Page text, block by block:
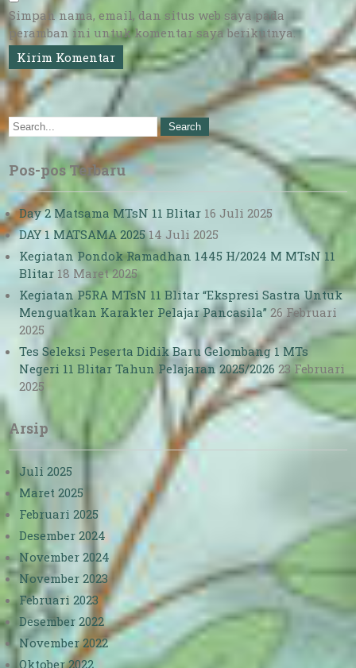
Simpan nama, email, dan situs web saya pada
peramban ini untuk komentar saya berikutnya.
Pos-pos Terbaru
Day 2 Matsama MTsN 11 Blitar 16 Juli 2025
DAY 1 MATSAMA 2025 14 Juli 2025
Kegiatan Pondok Ramadhan 1445 H/2024 M MTsN 11
Blitar 18 Maret 2025
Kegiatan P5RA MTsN 11 Blitar “Ekspresi Sastra Untuk
Menguatkan Karakter Pelajar Pancasila” 26 Februari
2025
Tes Seleksi Peserta Didik Baru Gelombang 1 MTs
Negeri 11 Blitar Tahun Pelajaran 2025/2026 23 Februari
2025
Arsip
Juli 2025
Maret 2025
Februari 2025
Desember 2024
November 2024
November 2023
Februari 2023
Desember 2022
November 2022
Oktober 2022